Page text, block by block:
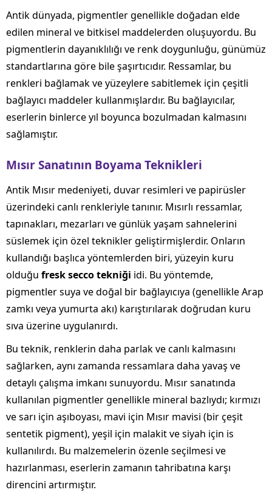
Antik dünyada, pigmentler genellikle doğadan elde
edilen mineral ve bitkisel maddelerden oluşuyordu. Bu
pigmentlerin dayanıklılığı ve renk doygunluğu, günümüz
standartlarına göre bile şaşırtıcıdır. Ressamlar, bu
renkleri bağlamak ve yüzeylere sabitlemek için çeşitli
bağlayıcı maddeler kullanmışlardır. Bu bağlayıcılar,
eserlerin binlerce yıl boyunca bozulmadan kalmasını
sağlamıştır.
Mısır Sanatının Boyama Teknikleri
Antik Mısır medeniyeti, duvar resimleri ve papirüsler
üzerindeki canlı renkleriyle tanınır. Mısırlı ressamlar,
tapınakları, mezarları ve günlük yaşam sahnelerini
süslemek için özel teknikler geliştirmişlerdir. Onların
kullandığı başlıca yöntemlerden biri, yüzeyin kuru
olduğu fresk secco tekniği idi. Bu yöntemde,
pigmentler suya ve doğal bir bağlayıcıya (genellikle Arap
zamkı veya yumurta akı) karıştırılarak doğrudan kuru
sıva üzerine uygulanırdı.
Bu teknik, renklerin daha parlak ve canlı kalmasını
sağlarken, aynı zamanda ressamlara daha yavaş ve
detaylı çalışma imkanı sunuyordu. Mısır sanatında
kullanılan pigmentler genellikle mineral bazlıydı; kırmızı
ve sarı için aşıboyası, mavi için Mısır mavisi (bir çeşit
sentetik pigment), yeşil için malakit ve siyah için is
kullanılırdı. Bu malzemelerin özenle seçilmesi ve
hazırlanması, eserlerin zamanın tahribatına karşı
direncini artırmıştır.